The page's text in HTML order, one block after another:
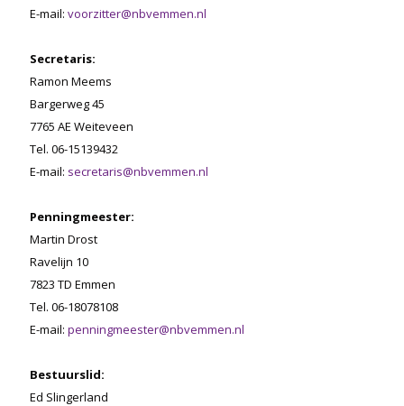
E-mail: voorzitter@nbvemmen.nl
Secretaris:
Ramon Meems
Bargerweg 45
7765 AE Weiteveen
Tel. 06-15139432
E-mail: secretaris@nbvemmen.nl
Penningmeester:
Martin Drost
Ravelijn 10
7823 TD Emmen
Tel. 06-18078108
E-mail: penningmeester@nbvemmen.nl
Bestuurslid:
Ed Slingerland